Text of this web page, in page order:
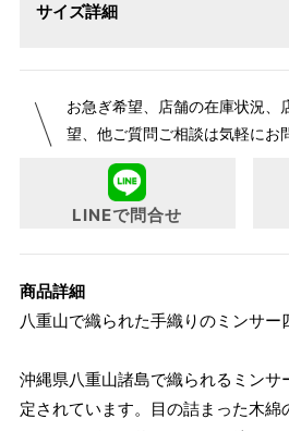
サイズ詳細
お急ぎ希望、店舗の在庫状況、
望、他ご質問ご相談は気軽にお
LINEで問合せ
商品詳細
八重山で織られた手織りのミンサー
沖縄県八重山諸島で織られるミンサ
定されています。目の詰まった木綿